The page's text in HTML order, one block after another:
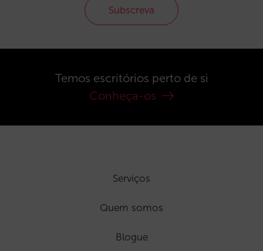
Subscreva
Temos escritórios perto de si
Conheça-os
Serviços
Quem somos
Blogue